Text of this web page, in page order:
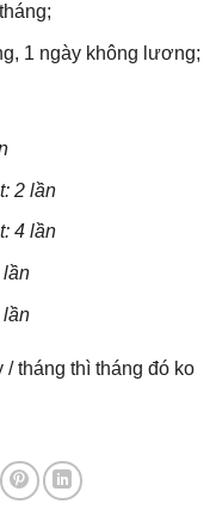
1 ngày không lương;
2 lần
4 lần
lần
lần
/ tháng thì tháng đó ko